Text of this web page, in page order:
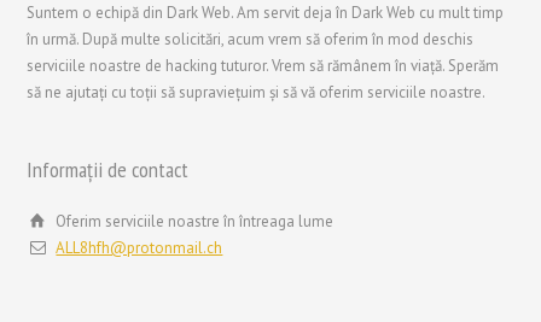
Suntem o echipă din Dark Web. Am servit deja în Dark Web cu mult timp
în urmă. După multe solicitări, acum vrem să oferim în mod deschis
serviciile noastre de hacking tuturor. Vrem să rămânem în viață. Sperăm
să ne ajutați cu toții să supraviețuim și să vă oferim serviciile noastre.
Informații de contact
Oferim serviciile noastre în întreaga lume
ALL8hfh@protonmail.ch
Português
ไทย
简体中文
香港中文